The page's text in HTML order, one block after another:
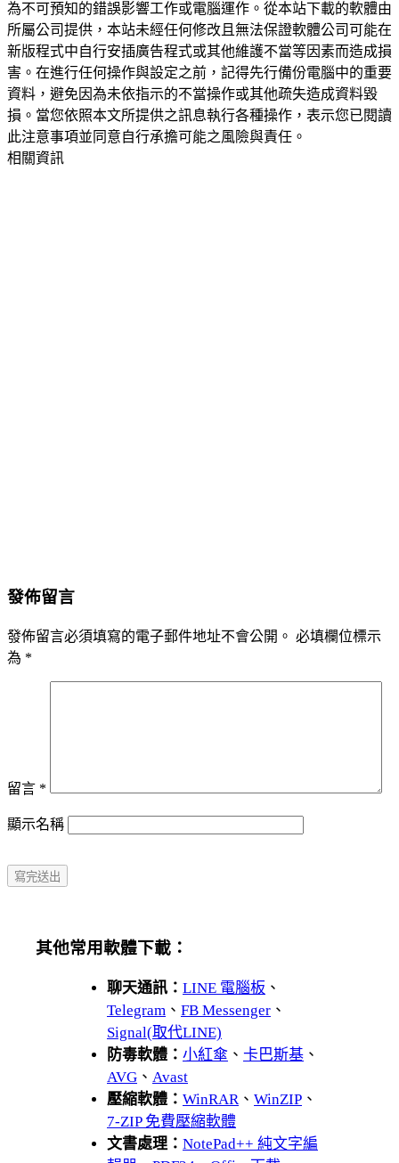
為不可預知的錯誤影響工作或電腦運作。從本站下載的軟體由
所屬公司提供，本站未經任何修改且無法保證軟體公司可能在
新版程式中自行安插廣告程式或其他維護不當等因素而造成損
害。在進行任何操作與設定之前，記得先行備份電腦中的重要
資料，避免因為未依指示的不當操作或其他疏失造成資料毀
損。當您依照本文所提供之訊息執行各種操作，表示您已閱讀
此注意事項並同意自行承擔可能之風險與責任。
相關資訊
發佈留言
發佈留言必須填寫的電子郵件地址不會公開。 必填欄位標示
為 *
留言 *
顯示名稱
其他常用軟體下載：
聊天通訊： LINE 電腦板 、
Telegram 、 FB Messenger 、
Signal(取代LINE)
防毒軟體： 小紅傘 、 卡巴斯基 、
AVG 、 Avast
壓縮軟體： WinRAR、 WinZIP 、
7-ZIP 免費壓縮軟體
文書處理： NotePad++ 純文字編